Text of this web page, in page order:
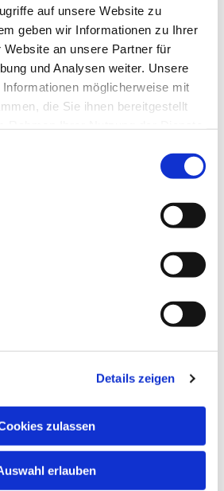
auf unsere Website zu
geben wir Informationen zu Ihrer
Website an unsere Partner für
und Analysen weiter. Unsere
möglicherweise mit
die Sie ihnen bereitgestellt
Details zeigen
zulassen
erlauben
Sie auch